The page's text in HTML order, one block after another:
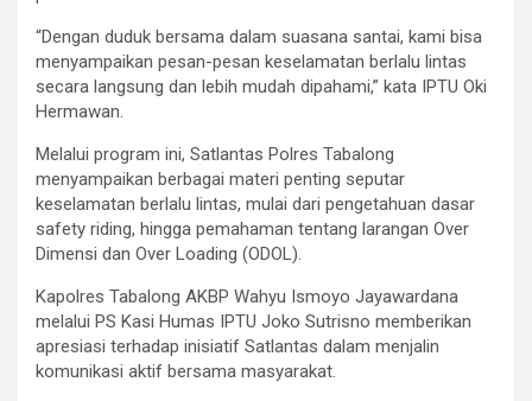
“Dengan duduk bersama dalam suasana santai, kami bisa
menyampaikan pesan-pesan keselamatan berlalu lintas
secara langsung dan lebih mudah dipahami,” kata IPTU Oki
Hermawan.
Melalui program ini, Satlantas Polres Tabalong
menyampaikan berbagai materi penting seputar
keselamatan berlalu lintas, mulai dari pengetahuan dasar
safety riding, hingga pemahaman tentang larangan Over
Dimensi dan Over Loading (ODOL).
Kapolres Tabalong AKBP Wahyu Ismoyo Jayawardana
melalui PS Kasi Humas IPTU Joko Sutrisno memberikan
apresiasi terhadap inisiatif Satlantas dalam menjalin
komunikasi aktif bersama masyarakat.